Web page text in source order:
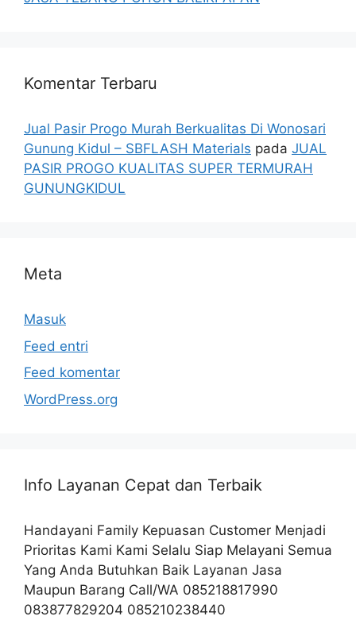
Komentar Terbaru
Jual Pasir Progo Murah Berkualitas Di Wonosari
Gunung Kidul – SBFLASH Materials pada JUAL
PASIR PROGO KUALITAS SUPER TERMURAH
GUNUNGKIDUL
Meta
Masuk
Feed entri
Feed komentar
WordPress.org
Info Layanan Cepat dan Terbaik
Handayani Family Kepuasan Customer Menjadi
Prioritas Kami Kami Selalu Siap Melayani Semua
Yang Anda Butuhkan Baik Layanan Jasa
Maupun Barang Call/WA 085218817990
083877829204 085210238440